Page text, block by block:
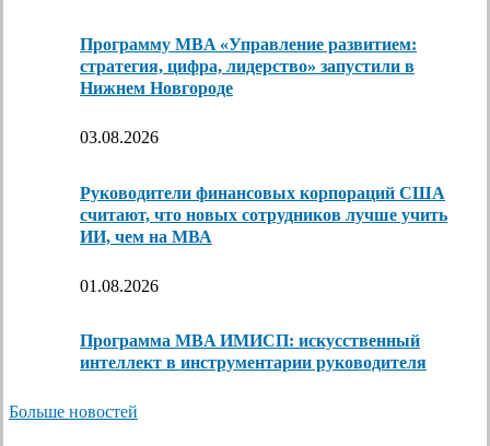
Программу MBA «Управление развитием:
стратегия, цифра, лидерство» запустили в
Нижнем Новгороде
03.08.2026
Руководители финансовых корпораций США
считают, что новых сотрудников лучше учить
ИИ, чем на МВА
01.08.2026
Программа MBA ИМИСП: искусственный
интеллект в инструментарии руководителя
Больше новостей